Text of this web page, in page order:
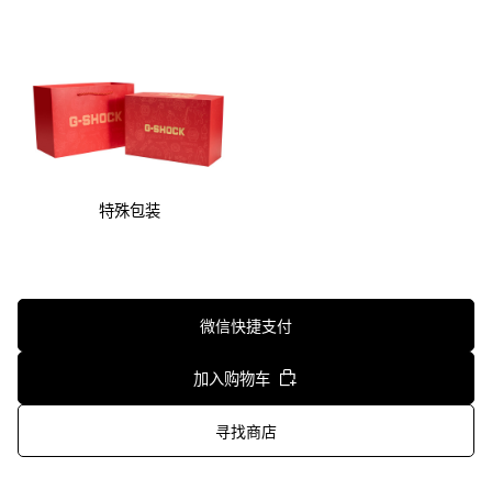
特殊包装
微信快捷支付
加入购物车
寻找商店